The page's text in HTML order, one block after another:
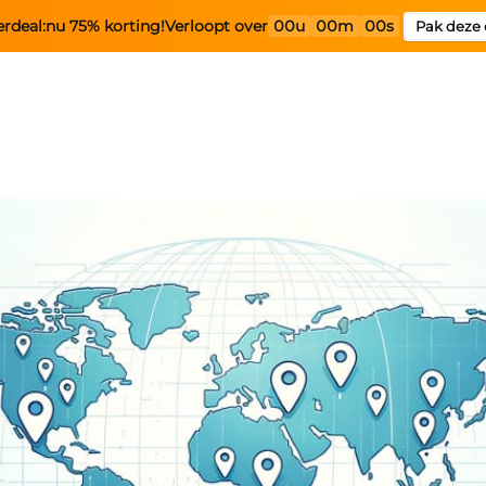
nu 75% korting!Verloopt over 00u 00m 00s Pak deze